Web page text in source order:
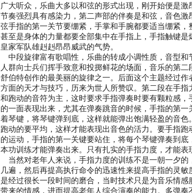
广大听众，乐曲大多以和弦的形式出现，刚开始便是
节奏强烈具有感染力，第二声部的伴奏是和弦，音色
弦手指的第一关节要绷紧，手掌和手腕都要适当绷紧
甚至是身体的力量都要全部集中在手指上，手指触键
皇家军队雄赳赳昂昂威武的气势。
中段旋律富有歌唱性，乐曲的转成小调性质，音型
人群向士兵们挥手致意和投掷鲜花的场面，音乐的第
舒伯特创作的最美丽的旋律之一。后面这个主题经过
方面的天才与技巧，历来为世人所赞叹。第二段在手
和跑动的音符为主，这时要求手指弹奏时要有颗粒感
的一面表现出来，尤其在弹奏跳音的时候，手指的第
着琴键，将琴键弹到底，这样就能弹出饱满轻盈的音
跑动的要平均，这样才能表现出音色的活力。要手指
的运动，手指的第一关键要站住，将每个琴键弹奏到
本功训练才能弹奏出来。只有扎实的手指力度，才能表
当然对老年人来说，手指力度的训练不是一朝一夕
几遍，然后再提高执行命令的迅速性来提高手指的灵
是经过很长一段时间的磨合，当时技术只是为音乐情
带来的情感，进而提高老年人综合演奏的能力。多弹